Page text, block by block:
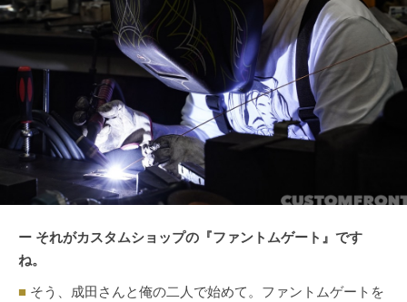
ー それがカスタムショップの『ファントムゲート』です
ね。
■ そう、成田さんと俺の二人で始めて。ファントムゲートを